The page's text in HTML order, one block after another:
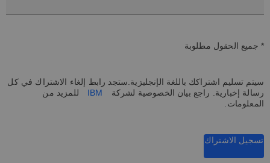
* جميع الحقول مطلوبة
سيتم تسليم اشتراكك باللغة الإنجليزية.ستجد رابط إلغاء الاشتراك في كل
رسالة إخبارية. راجع بيان الخصوصية لشركة
للمزيد من
المعلومات.
تسجيل الاشتراك